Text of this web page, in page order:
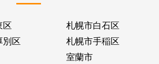
区 札幌市白石区
別区 札幌市手稲区
室蘭市